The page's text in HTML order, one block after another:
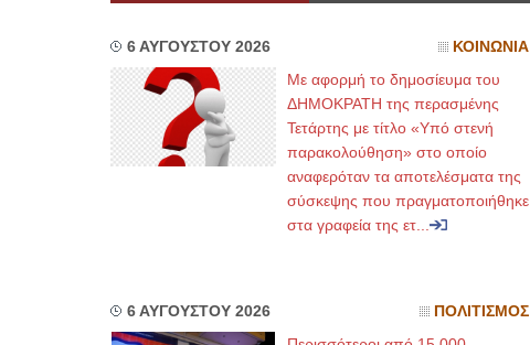
6 ΑΥΓΟΥΣΤΟΥ 2026 ΚΟΙΝΩΝΙΑ
Με αφορμή το δημοσίευμα του
ΔΗΜΟΚΡΑΤΗ της περασμένης
Τετάρτης με τίτλο «Υπό στενή
παρακολούθηση» στο οποίο
αναφερόταν τα αποτελέσματα της
σύσκεψης που πραγματοποιήθηκε
στα γραφεία της ετ...
6 ΑΥΓΟΥΣΤΟΥ 2026 ΠΟΛΙΤΙΣΜΟΣ